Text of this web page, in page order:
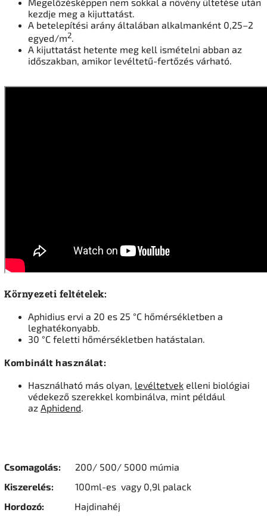
kezdje meg a kijuttatást.
A betelepítési arány általában alkalmanként 0,25–2
egyed/m2.
A kijuttatást hetente meg kell ismételni abban az
időszakban, amikor levéltetű-fertőzés várható.
Környezeti feltételek:
Aphidius ervi a 20 es 25 °C hőmérsékletben a
leghatékonyabb.
30 °C feletti hőmérsékletben hatástalan.
Kombinált használat:
Használható más olyan, levéltetvek elleni biológiai
védekező szerekkel kombinálva, mint például
az Aphidend.
Csomagolás: 200/ 500/ 5000 múmia
Kiszerelés: 100ml-es vagy 0,9l palack
Hordozó:
Hajdinahéj